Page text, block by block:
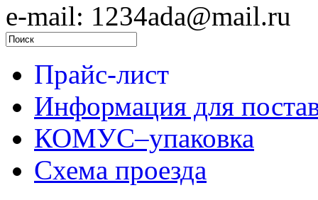
e-mail: 1234ada@mail.ru
Прайс-лист
Информация для
КОМУС–упаковка
Схема проезда